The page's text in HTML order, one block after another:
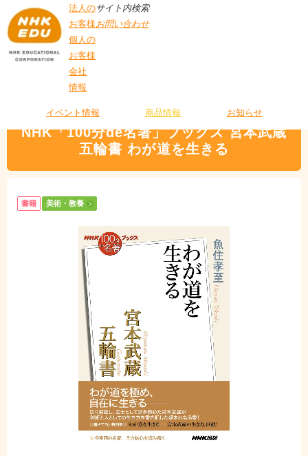
法人の
お客様
個人の
お客様
会社
情報
サイト内検索
お問い合わせ
イベント情報 商品情報 お知らせ
NHK「100分de名著」ブックス 宮本武蔵
五輪書 わが道を生きる
書籍 美術・教養